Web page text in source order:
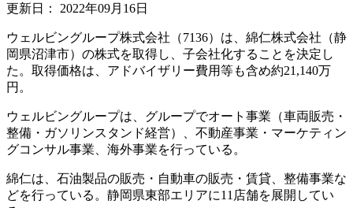
更新日： 2022年09月16日
ウェルビングループ株式会社（7136）は、綿仁株式会社（静
岡県沼津市）の株式を取得し、子会社化することを決定し
た。取得価格は、アドバイザリー費用等も含め約21,140万
円。
ウェルビングループは、グループでオート事業（車両販売・
整備・ガソリンスタンド経営）、不動産事業・マーケティン
グコンサル事業、海外事業を行っている。
綿仁は、石油製品の販売・自動車の販売・賃貸、整備事業な
どを行っている。静岡県東部エリアに11店舗を展開してい